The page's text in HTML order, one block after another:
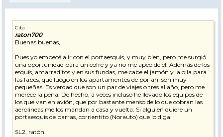
Cita
raton700
Buenas buenas,
Pues yo empecé a ir con el portaesquis, y muy bien, pero me surgió
una oportunidad para un cofre y ya no me apeo de el. Además de los
esquís, amarraditos y en sus fundas, me cabe el jamón y la olla para
las fabes, que luego en los apartamentos de por ahí son muy
pequeñas. Es verdad que son un par de viajes o tres al año, pero me
merece la pena. De hecho, a veces incluso he llevado los equipos de
los que van en avión, que por bastante menso de lo que cobran las
aerolíneas me los mandan a casa y vuelta. Si alguien quiere un
portaesquis de barras, corrientito (Norauto) que lo diga.
SL2, ratón.